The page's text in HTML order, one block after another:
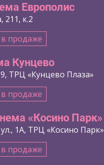
Европолис
211, к.2
продаже
Кунцево
ТРЦ «Кунцево Плаза»
продаже
«Косино Парк»
1А, ТРЦ «Косино Парк»
продаже